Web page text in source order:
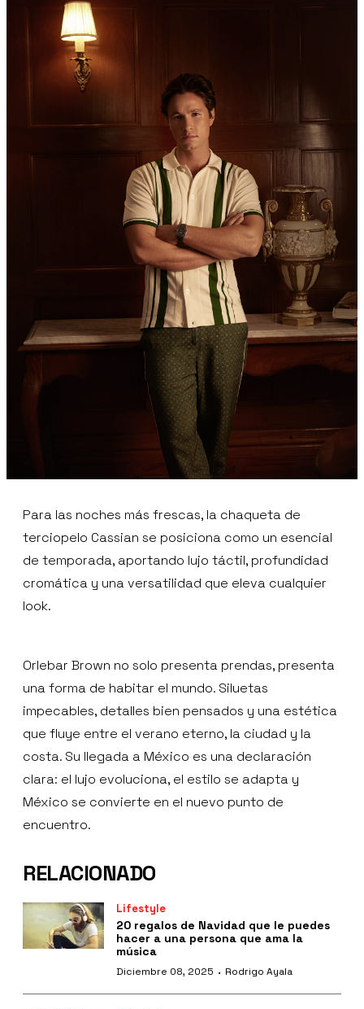
Para las noches más frescas, la chaqueta de
terciopelo Cassian se posiciona como un esencial
de temporada, aportando lujo táctil, profundidad
cromática y una versatilidad que eleva cualquier
look.
Orlebar Brown no solo presenta prendas, presenta
una forma de habitar el mundo. Siluetas
impecables, detalles bien pensados y una estética
que fluye entre el verano eterno, la ciudad y la
costa. Su llegada a México es una declaración
clara: el lujo evoluciona, el estilo se adapta y
México se convierte en el nuevo punto de
encuentro.
RELACIONADO
Lifestyle
20 regalos de Navidad que le puedes
hacer a una persona que ama la
música
Diciembre 08, 2025 · Rodrigo Ayala